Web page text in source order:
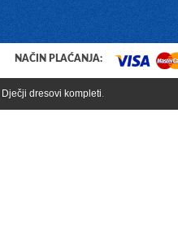
NAČIN PLAĆANJA:
Dječji dresovi kompleti.